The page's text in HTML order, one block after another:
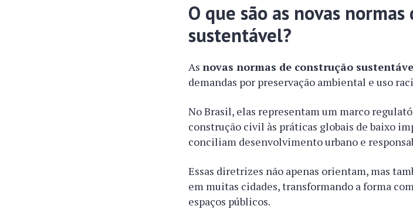
O que são as novas
sustentável?
Asnovas normas de construção
demandas por preservação ambiental e uso
No Brasil, elas representam um marco
construção civil às práticas globais de baixo
conciliam desenvolvimento urbano e
Essas diretrizes não apenas orientam, mas
em muitas cidades, transformando a forma
espaços públicos.